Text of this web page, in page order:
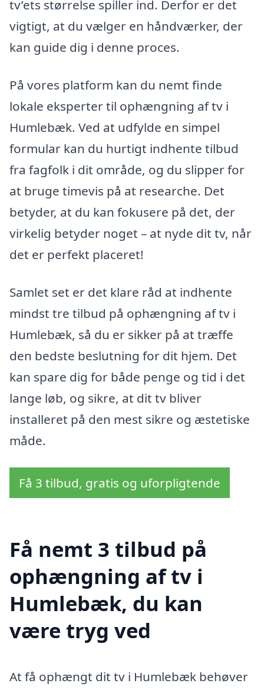
tv’ets størrelse spiller ind. Derfor er det
vigtigt, at du vælger en håndværker, der
kan guide dig i denne proces.
På vores platform kan du nemt finde
lokale eksperter til ophængning af tv i
Humlebæk. Ved at udfylde en simpel
formular kan du hurtigt indhente tilbud
fra fagfolk i dit område, og du slipper for
at bruge timevis på at researche. Det
betyder, at du kan fokusere på det, der
virkelig betyder noget – at nyde dit tv, når
det er perfekt placeret!
Samlet set er det klare råd at indhente
mindst tre tilbud på ophængning af tv i
Humlebæk, så du er sikker på at træffe
den bedste beslutning for dit hjem. Det
kan spare dig for både penge og tid i det
lange løb, og sikre, at dit tv bliver
installeret på den mest sikre og æstetiske
måde.
Få 3 tilbud, gratis og uforpligtende
Få nemt 3 tilbud på
ophængning af tv i
Humlebæk, du kan
være tryg ved
At få ophængt dit tv i Humlebæk behøver